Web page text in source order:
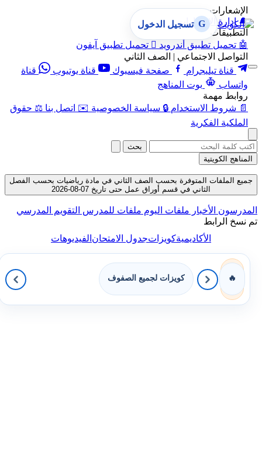
الإشعارات
🔔 إدارة الإشعارات
التطبيقات
🤖 تحميل تطبيق أندرويد  تحميل تطبيق آيفون
التواصل الاجتماعي | الصف الثاني
قناة تيليجرام
صفحة فيسبوك قناة يوتيوب
قناة
واتساب
بوت المناهج
روابط مهمة
📄 شروط الاستخدام 🔒 سياسة الخصوصية ✉️ اتصل بنا ⚖️ حقوق
الملكية الفكرية
G تسجيل الدخول
بحث
المناهج الكويتية
جميع الملفات المتوفرة بحسب الصف الثاني في مادة رياضيات بحسب الفصل
الثاني في قسم أوراق عمل حتى تاريخ 07-08-2026
المدرسون الأخبار ملفات اليوم ملفات للمدرس التقويم المدرسي
تم نسخ الرابط
الأكاديميةكويزاتجدول الامتحانالفيديوهات
🔥 كويزات لجميع الصفوف